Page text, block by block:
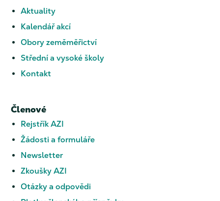
Aktuality
Kalendář akcí
Obory zeměměřictví
Střední a vysoké školy
Kontakt
Členové
Rejstřík AZI
Žádosti a formuláře
Newsletter
Zkoušky AZI
Otázky a odpovědi